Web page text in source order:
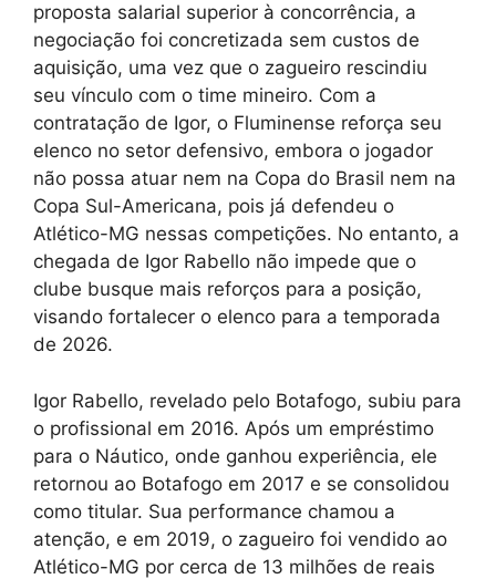
proposta salarial superior à concorrência, a
negociação foi concretizada sem custos de
aquisição, uma vez que o zagueiro rescindiu
seu vínculo com o time mineiro. Com a
contratação de Igor, o Fluminense reforça seu
elenco no setor defensivo, embora o jogador
não possa atuar nem na Copa do Brasil nem na
Copa Sul-Americana, pois já defendeu o
Atlético-MG nessas competições. No entanto, a
chegada de Igor Rabello não impede que o
clube busque mais reforços para a posição,
visando fortalecer o elenco para a temporada
de 2026.
Igor Rabello, revelado pelo Botafogo, subiu para
o profissional em 2016. Após um empréstimo
para o Náutico, onde ganhou experiência, ele
retornou ao Botafogo em 2017 e se consolidou
como titular. Sua performance chamou a
atenção, e em 2019, o zagueiro foi vendido ao
Atlético-MG por cerca de 13 milhões de reais